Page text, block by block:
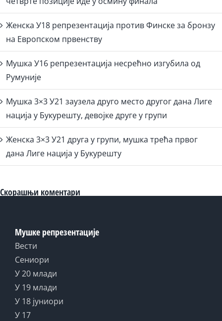
Женска У18 репрезентација против Финске за бронзу
на Европском првенству
Мушка У16 репрезентација несрећно изгубила од
Румуније
Мушка 3×3 У21 заузела друго место другог дана Лиге
нација у Букурешту, девојке друге у групи
Женска 3×3 У21 друга у групи, мушка трећа првог
дана Лиге нација у Букурешту
Скорашњи коментари
Мушке репрезентације
Вести
Сениори
У 20 млади
У 19 млади
У 18 јуниори
У 17